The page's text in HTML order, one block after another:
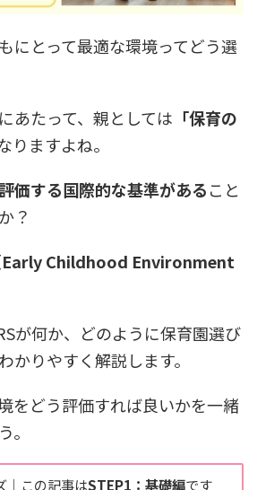
にとって最適な環境ってどう選
あたって、親としては 「保育の
りますよね。
価する国際的な基準があること
？
Early Childhood Environment
が何か、どのように保育園選び
かりやすく解説します。
をどう評価すれば良いかを一緒
。
｜この記事はSTEP1：基礎編です